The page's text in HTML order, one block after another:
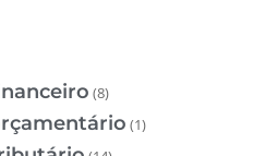
(8)
(1)